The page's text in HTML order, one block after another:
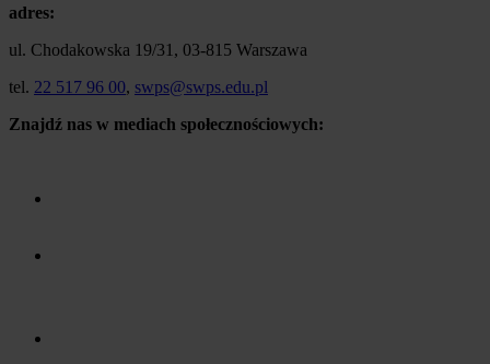
adres:
ul. Chodakowska 19/31, 03-815 Warszawa
tel. 22 517 96 00, swps@swps.edu.pl
Znajdź nas w mediach społecznościowych: